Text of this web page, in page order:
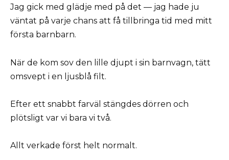
Jag gick med glädje med på det — jag hade ju
väntat på varje chans att få tillbringa tid med mitt
första barnbarn.
När de kom sov den lille djupt i sin barnvagn, tätt
omsvept i en ljusblå filt.
Efter ett snabbt farväl stängdes dörren och
plötsligt var vi bara vi två.
Allt verkade först helt normalt.